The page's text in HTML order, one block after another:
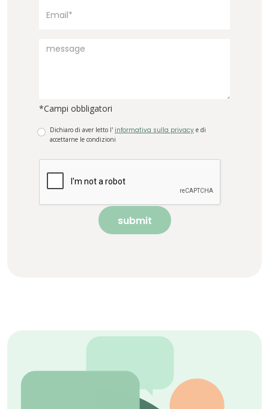
*Campi obbligatori
Dichiaro di aver letto l' informativa sulla privacy e di
accettarne le condizioni
submit